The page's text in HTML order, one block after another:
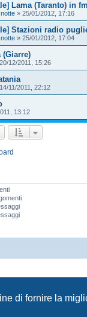
di fornire la
Lama (Taranto) in
» 25/01/2012, 17:16
Stazioni radio
» 25/01/2012, 17:04
(Giarre)
20/12/2011, 15:26
14/11/2011, 22:12
13:12